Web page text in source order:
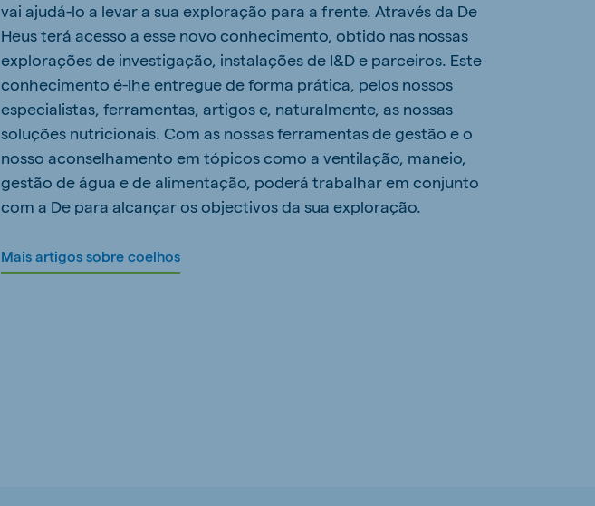
vai ajudá-lo a levar a sua exploração para a frente. Através da De
Heus terá acesso a esse novo conhecimento, obtido nas nossas
explorações de investigação, instalações de I&D e parceiros. Este
conhecimento é-lhe entregue de forma prática, pelos nossos
especialistas, ferramentas, artigos e, naturalmente, as nossas
soluções nutricionais. Com as nossas ferramentas de gestão e o
nosso aconselhamento em tópicos como a ventilação, maneio,
gestão de água e de alimentação, poderá trabalhar em conjunto
com a De para alcançar os objectivos da sua exploração.
Mais artigos sobre coelhos